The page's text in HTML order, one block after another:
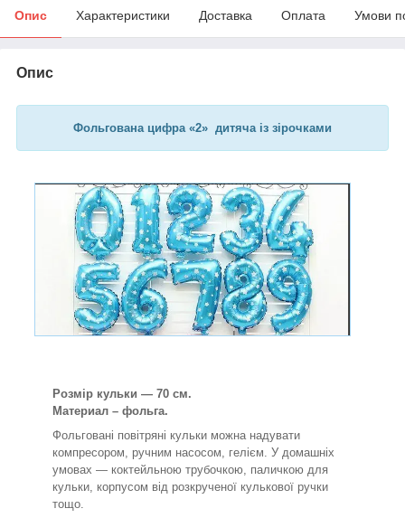
Опис Характеристики Доставка Оплата Умови
Опис
Фольгована цифра «2» дитяча із зірочками
Розмір кульки — 70 см.
Материал – фольга.
Фольговані повітряні кульки можна надувати
компресором, ручним насосом, гелієм. У домашніх
умовах — коктейльною трубочкою, паличкою для
кульки, корпусом від розкрученої кулькової ручки
тощо.